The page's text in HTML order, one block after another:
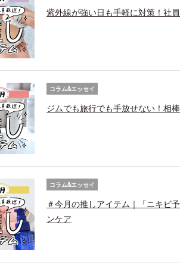
紫外線が強い日も手軽に対策！社
コラム&エッセイ
ジムでも旅行でも手放せない！相
コラム&エッセイ
＃今月の推しアイテム｜「ニキビ
ンケア